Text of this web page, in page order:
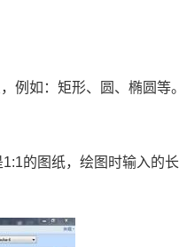
例如：矩形、圆、椭圆等。
1:1的图纸，绘图时输入的长